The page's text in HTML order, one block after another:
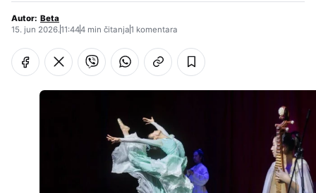
Autor: Beta
15. jun 2026.11:444 min čitanja1 komentara